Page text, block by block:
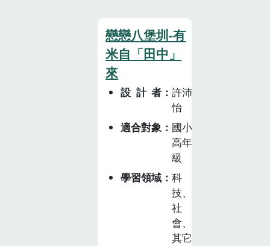
戀戀八堡圳-有
米自「田中」
來
設計者
許沛
怡
適合對象
國小
高年
級
學習領域
科
技、
社
會、
其它